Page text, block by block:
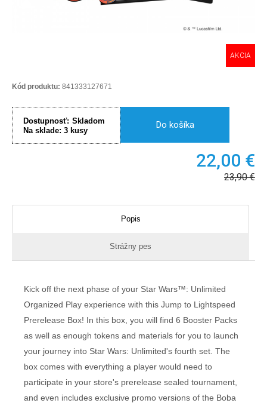
AKCIA
Kód produktu: 841333127671
Dostupnosť: Skladom
Na sklade: 3 kusy
Do košíka
22,00 €
23,90€
Popis
Strážny pes
Kick off the next phase of your Star Wars™: Unlimited
Organized Play experience with this Jump to Lightspeed
Prerelease Box! In this box, you will find 6 Booster Packs
as well as enough tokens and materials for you to launch
your journey into Star Wars: Unlimited's fourth set. The
box comes with everything a player would need to
participate in your store's prerelease sealed tournament,
and even includes exclusive promo versions of the Boba